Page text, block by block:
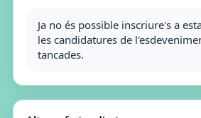
Ja no és possible inscriure's a
les candidatures de
tancades.